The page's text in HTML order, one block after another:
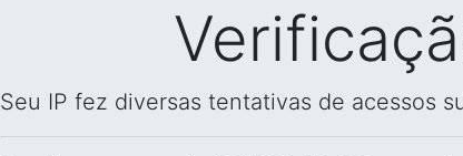
Seu IP fez diversas tentativas de acessos